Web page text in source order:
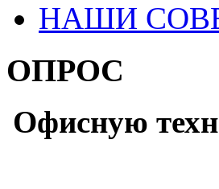
НАШИ
ОПРОС
Офисную